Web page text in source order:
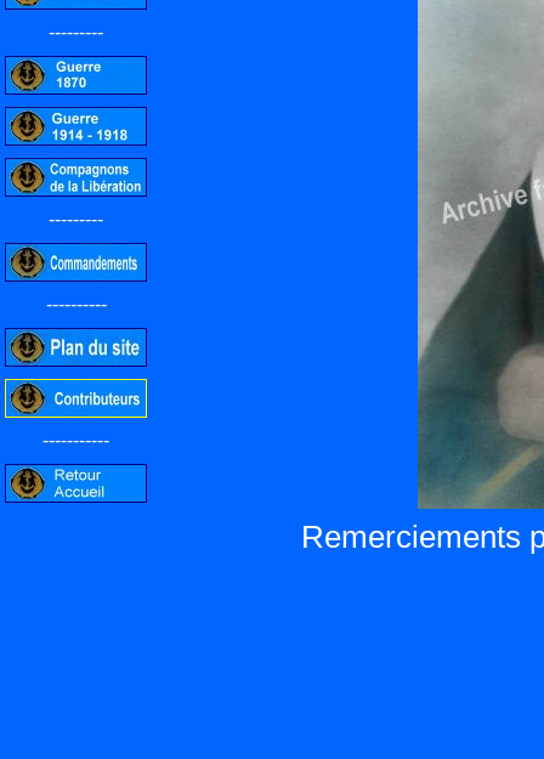
---------
---------
----------
-----------
Remerciements